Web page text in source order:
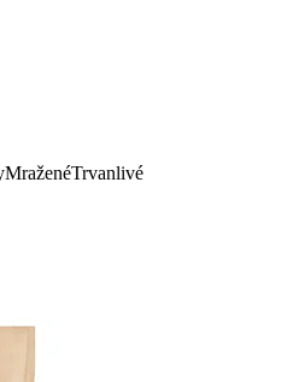
MraženéTrvanlivé